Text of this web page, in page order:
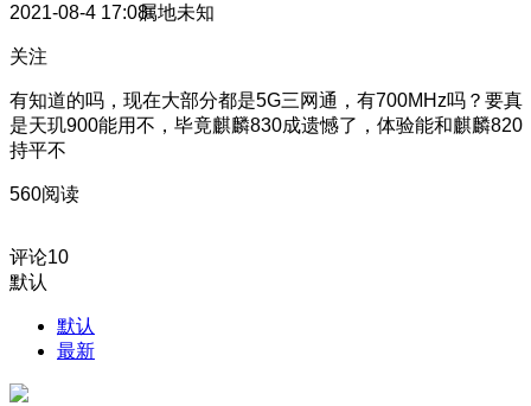
2021-08-4 17:08属地未知
关注
有知道的吗，现在大部分都是5G三网通，有700MHz吗？要真
是天玑900能用不，毕竟麒麟830成遗憾了，体验能和麒麟820
持平不
560阅读
评论10
默认
默认
最新